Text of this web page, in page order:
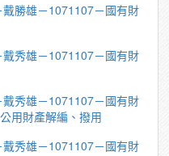
勝雄－1071107－國有財
秀雄－1071107－國有財
秀雄－1071107－國有財
用財產解編、撥用
秀雄－1071107－國有財